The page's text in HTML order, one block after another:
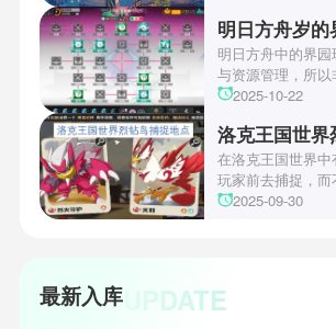
机关破谜范式第四
玩家们能够顺利
家们快来一起看看
明日方舟中的界
与资源管理，所以
操作和规划能力。
丰富多样的角色体
战术需求。电表
心挑战之一，玩家
和特殊钱币进行资
乐趣和探索深度，
2025-10-22
在洛克王国世界
玩家前去捕捉，
地点和捕捉方式也
2025-09-30
最新入库UPDATE